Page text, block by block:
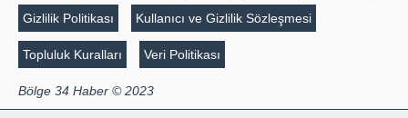
Gizlilik Politikası Kullanıcı ve Gizlilik Sözleşmesi
Topluluk Kuralları Veri Politikası
Bölge 34 Haber © 2023